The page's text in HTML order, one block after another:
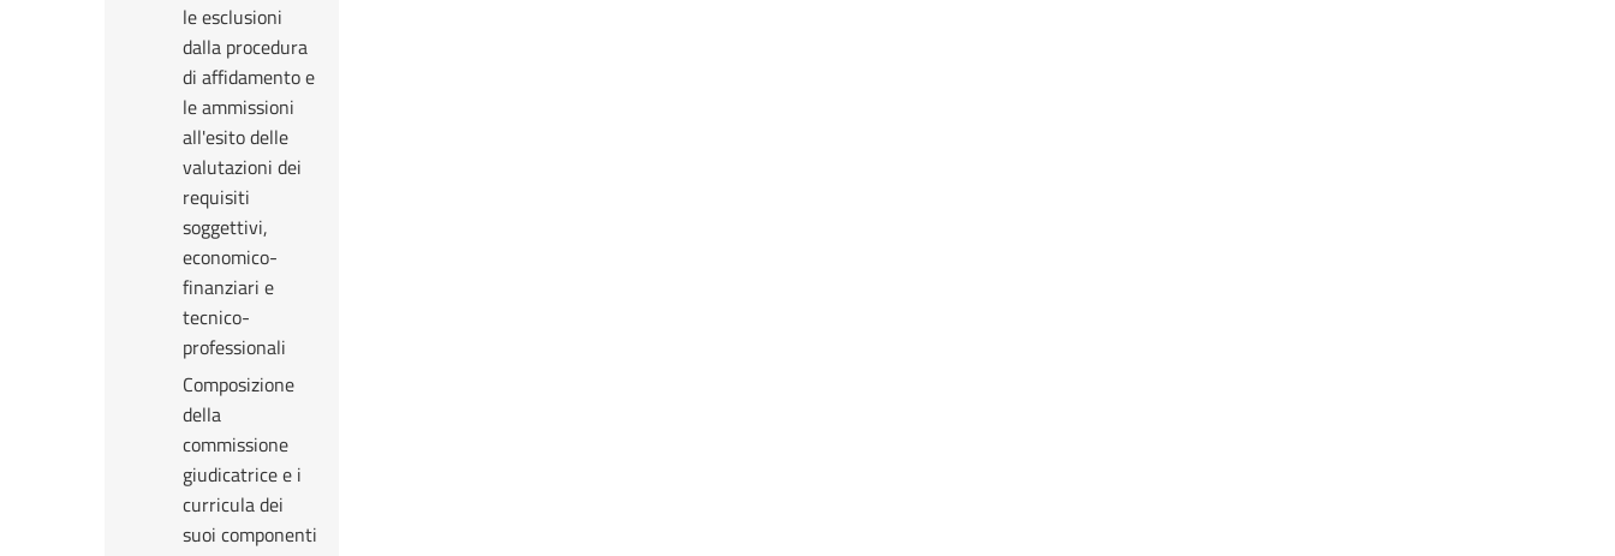
le esclusioni
dalla procedura
di affidamento e
le ammissioni
all'esito delle
valutazioni dei
requisiti
soggettivi,
economico-
finanziari e
tecnico-
professionali
Composizione
della
commissione
giudicatrice e i
curricula dei
suoi componenti